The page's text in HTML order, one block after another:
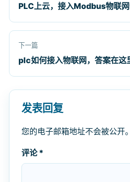
PLC上云，接入Modbus物联
下一篇
plc如何接入物联网，答案在这
发表回复
您的电子邮箱地址不会被公开。
评论*